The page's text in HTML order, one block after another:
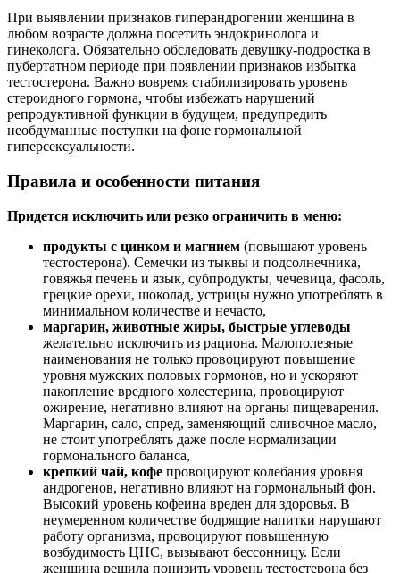
При выявлении признаков гиперандрогении женщина в
любом возрасте должна посетить эндокринолога и
гинеколога. Обязательно обследовать девушку-подростка в
пубертатном периоде при появлении признаков избытка
тестостерона. Важно вовремя стабилизировать уровень
стероидного гормона, чтобы избежать нарушений
репродуктивной функции в будущем, предупредить
необдуманные поступки на фоне гормональной
гиперсексуальности.
Правила и особенности питания
Придется исключить или резко ограничить в меню:
продукты с цинком и магнием (повышают уровень
тестостерона). Семечки из тыквы и подсолнечника,
говяжья печень и язык, субпродукты, чечевица, фасоль,
грецкие орехи, шоколад, устрицы нужно употреблять в
минимальном количестве и нечасто,
маргарин, животные жиры, быстрые углеводы
желательно исключить из рациона. Малополезные
наименования не только провоцируют повышение
уровня мужских половых гормонов, но и ускоряют
накопление вредного холестерина, провоцируют
ожирение, негативно влияют на органы пищеварения.
Маргарин, сало, спред, заменяющий сливочное масло,
не стоит употреблять даже после нормализации
гормонального баланса,
крепкий чай, кофе провоцируют колебания уровня
андрогенов, негативно влияют на гормональный фон.
Высокий уровень кофеина вреден для здоровья. В
неумеренном количестве бодрящие напитки нарушают
работу организма, провоцируют повышенную
возбудимость ЦНС, вызывают бессонницу. Если
женщина решила понизить уровень тестостерона без